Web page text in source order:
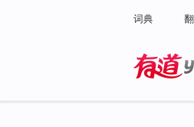
词典